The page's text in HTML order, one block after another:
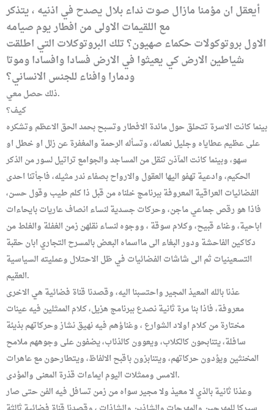
أيعقل ان مؤمنا مازال صوت نداء بلال يصدح في اذنيه ، يتذكر
مع اللقيمات الاولى من افطار يوم صيامه
الاول بروتوكولات حكماء صهيون؟ تلك البروتوكلات التي اطلقت
شياطين الارض كي يعيثوا في الارض فسادا وافسادا وموتا
ودمارا وافناء للجنس الانساني؟
ذلك حصل معي.
كيف؟
بينما كانت الاسرة تتحلق حول مائدة الافطار وتسبح بحمد الحق الاعظم وتشكره
على عظيم عطاياه وجليل نعمائه، وتسأله الرحمة والمغفرة عن زلل او خطل او
سهو، وبينما كانت المآذن تنقل من المساجد والجوامع تراتيل لسور من الذكر
الحكيم، وادعية تهفو اليها العقول والارواح بصفاء ندر مثيله، فاجأتنا احدى
الفضائيات العراقية المعروفة ببرنامج خلناه من قبل ذا كلم طيب وقول حسن،
فاذا هو رقص جماعي ماجن، وحركات جسدية لنساء انصاف عاريات بايحاءات
اباحية، وغناء قبيح، وكلام سوقة ، ووجوه لنساء نقلهن زمن الغفلة والغلط من
دكاكين الفاحشة ودور البغاء الى مااسماه البعض بالمسرح التجاري ابان حقبة
التسعينيات ثم الى شاشات الفضائيات في ظل الاحتلال وعمليته السياسية
العقيم.
عذنا بالله المعيذ المجير واحتسبنا اليه، وقصدنا قناة فضائية هي الاخرى
معروفة، فاذا بنا مرة ثانية نصدع ببرنامج هزيل، كلام الممثلين فيه عينات
مختارة من كلام اولاد الشوارع ، وغناؤهم فيه نهيق نشاز وحركاتهم بذيئة
سافلة، يتنابحون كالكلاب، ويعوون كالذئاب، يضفون على وجوههم ملامح
المخنثين ويؤدون حركاتهم، ويتنابزون باقبح الالفاظ، ويتطارحون مع عاهرات
الامس وممثلات اليوم ايماءات قذرة المعنى والمؤدى.
وعذنا ثانية بالذي لا معيذ ولا مجير سواه من زمن تسافل فيه الفن حتى صار